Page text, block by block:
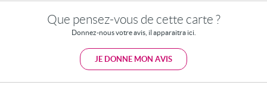
Que pensez-vous de cette carte ?
Donnez-nous votre avis, il apparaitra ici.
JE DONNE MON AVIS